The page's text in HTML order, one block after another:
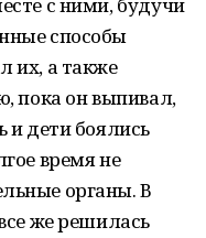
способы
их, а также
пока он выпивал,
и дети боялись
время не
органы. В
же решилась